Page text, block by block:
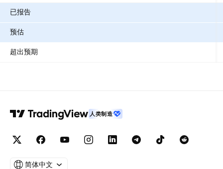
已报告
预估
超出预期
人类制造
简体中文